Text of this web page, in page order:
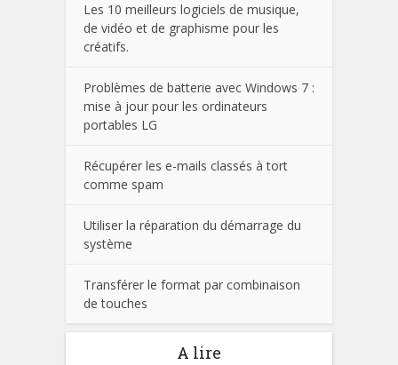
Les 10 meilleurs logiciels de musique,
de vidéo et de graphisme pour les
créatifs.
Problèmes de batterie avec Windows 7 :
mise à jour pour les ordinateurs
portables LG
Récupérer les e-mails classés à tort
comme spam
Utiliser la réparation du démarrage du
système
Transférer le format par combinaison
de touches
A lire